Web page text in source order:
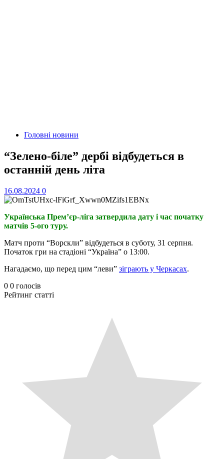
Головні новини
“Зелено-біле” дербі відбудеться в
останній день літа
16.08.2024 0
Українська Прем’єр-ліга затвердила дату і час початку
матчів 5-ого туру.
Матч проти “Ворскли” відбудеться в суботу, 31 серпня.
Початок гри на стадіоні “Україна” о 13:00.
Нагадаємо, що перед цим “леви” зіграють у Черкасах.
0 0 голосів
Рейтинг статті